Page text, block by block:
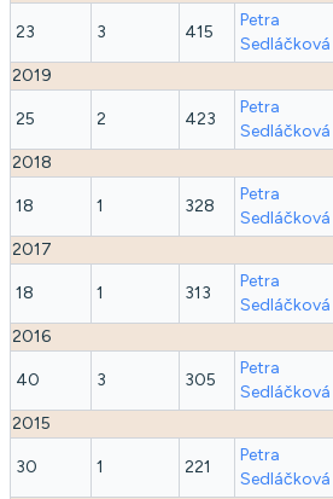
23 3 415
Petra
Sedláčková
2019
25 2 423
Petra
Sedláčková
2018
18 1 328
Petra
Sedláčková
2017
18 1 313
Petra
Sedláčková
2016
40 3 305
Petra
Sedláčková
2015
30 1 221
Petra
Sedláčková